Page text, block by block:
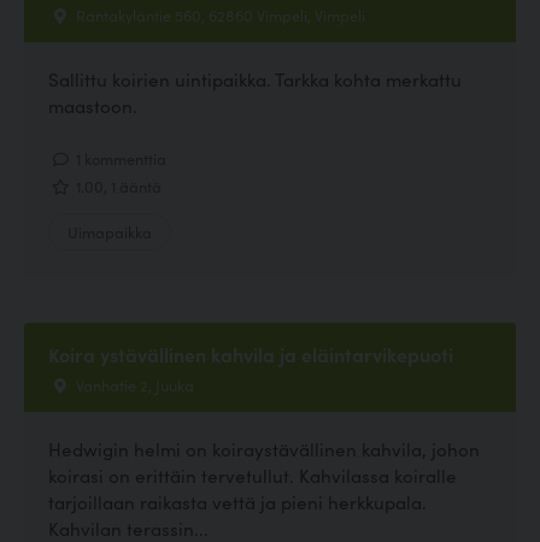
Rantakyläntie 560, 62860 Vimpeli, Vimpeli
Sallittu koirien uintipaikka. Tarkka kohta merkattu
maastoon.
Koira ystävällinen kahvila ja eläintarvikepuoti
Vanhatie 2, Juuka
Hedwigin helmi on koiraystävällinen kahvila, johon
koirasi on erittäin tervetullut. Kahvilassa koiralle
tarjoillaan raikasta vettä ja pieni herkkupala.
Kahvilan terassin...